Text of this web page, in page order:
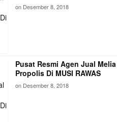
on Desember 8, 2018
Pusat Resmi Agen Jual Melia
Propolis Di MUSI RAWAS
on Desember 8, 2018